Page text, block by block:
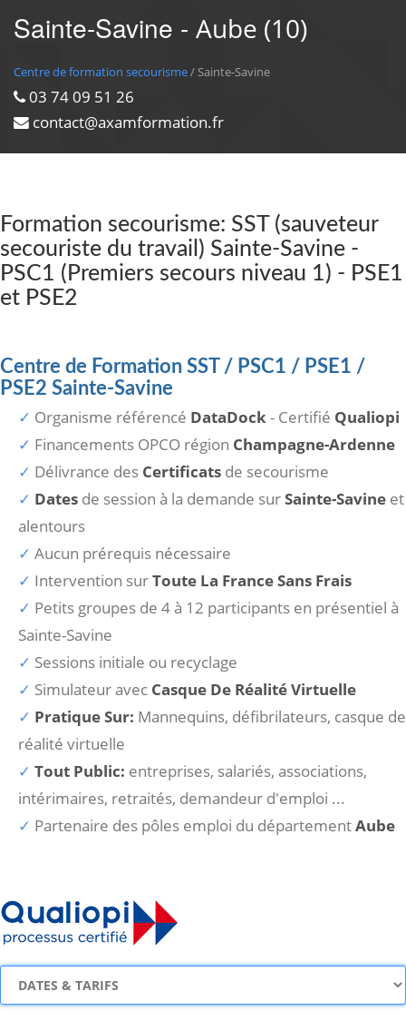
Sainte-Savine - Aube (10)
Centre de formation secourisme/ Sainte-Savine
03 74 09 51 26
contact@axamformation.fr
Formation secourisme: SST (sauveteur
secouriste du travail) Sainte-Savine -
PSC1 (Premiers secours niveau 1) - PSE1
et PSE2
Centre de Formation SST / PSC1 / PSE1 /
PSE2 Sainte-Savine
Organisme référencé DataDock- Certifié Qualiopi
Financements OPCO région Champagne-Ardenne
Délivrance des Certificats de secourisme
Dates de session à la demande surSainte-Savine et
alentours
Aucun prérequis nécessaire
Intervention surToute La France Sans Frais
Petits groupes de 4 à 12 participants en présentiel à
Sainte-Savine
Sessions initiale ou recyclage
Simulateur avec Casque De Réalité Virtuelle
Pratique Sur: Mannequins, défibrilateurs, casque de
réalité virtuelle
Tout Public: entreprises, salariés, associations,
intérimaires, retraités, demandeur d'emploi ...
Partenaire des pôles emploi du départementAube